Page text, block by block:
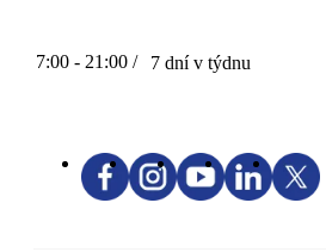
7:00 - 21:00 / 7 dní v týdnu